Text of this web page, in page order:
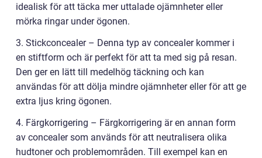
idealisk för att täcka mer uttalade ojämnheter eller
mörka ringar under ögonen.
3. Stickconcealer – Denna typ av concealer kommer i
en stiftform och är perfekt för att ta med sig på resan.
Den ger en lätt till medelhög täckning och kan
användas för att dölja mindre ojämnheter eller för att ge
extra ljus kring ögonen.
4. Färgkorrigering – Färgkorrigering är en annan form
av concealer som används för att neutralisera olika
hudtoner och problemområden. Till exempel kan en